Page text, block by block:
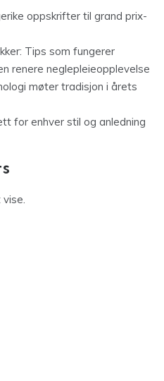
oppskrifter til grand prix-
Tips som fungerer
renere neglepleieopplevelse
møter tradisjon i årets
for enhver stil og anledning